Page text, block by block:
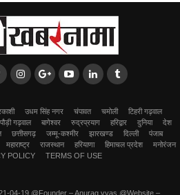
उधम सिंह नगर चंपावत चमोली
टिहरी गढ़वाल
पौड़ी गढ़वाल बागेश्वर रुद्रप्रयाग हरिद्वार दुनिया
देश
छत्तीसगढ़ जम्मू-कश्मीर झारखण्ड दिल्ली
पंजाब
महाराष्ट्र राजस्थान हरियाणा हिमाचल प्रदेश
मनोरंजन
POLICY
TERMS OF USE
04-19 @Founder – Anurag vyas @Website –